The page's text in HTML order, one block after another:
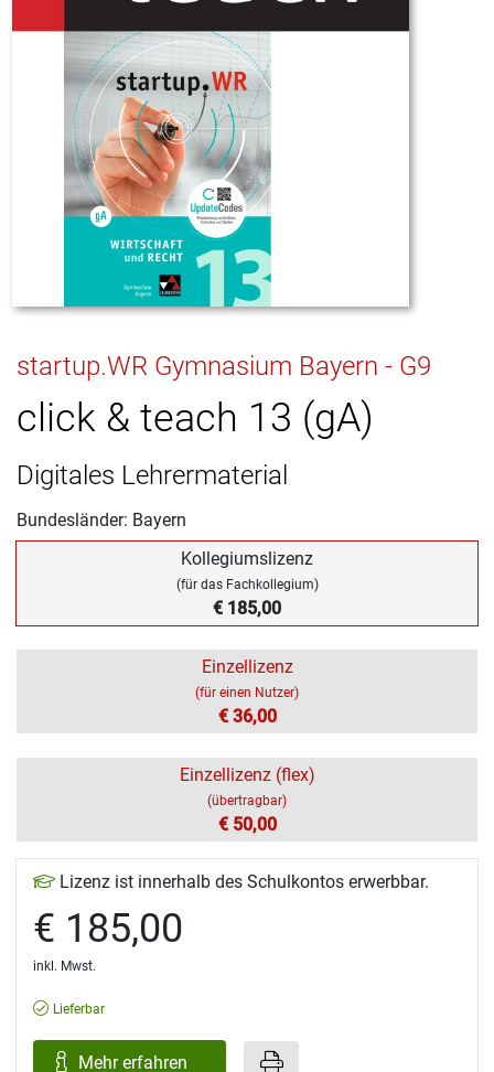
startup.WR Gymnasium Bayern - G9
click & teach 13 (gA)
Digitales Lehrermaterial
Bundesländer: Bayern
Kollegiumslizenz
(für das Fachkollegium)
€ 185,00
Einzellizenz
(für einen Nutzer)
€ 36,00
Einzellizenz (flex)
(übertragbar)
€ 50,00
Lizenz ist innerhalb des Schulkontos erwerbbar.
€ 185,00
inkl. Mwst.
Lieferbar
Mehr erfahren